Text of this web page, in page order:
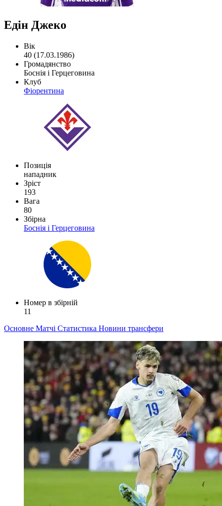
Едін Джеко
Вік
40 (17.03.1986)
Громадянство
Боснія і Герцеговина
Клуб
Фіорентина
Позиція
нападник
Зріст
193
Вага
80
Збірна
Боснія і Герцеговина
Номер в збірній
11
Основне Матчі Статистика Новини трансфери